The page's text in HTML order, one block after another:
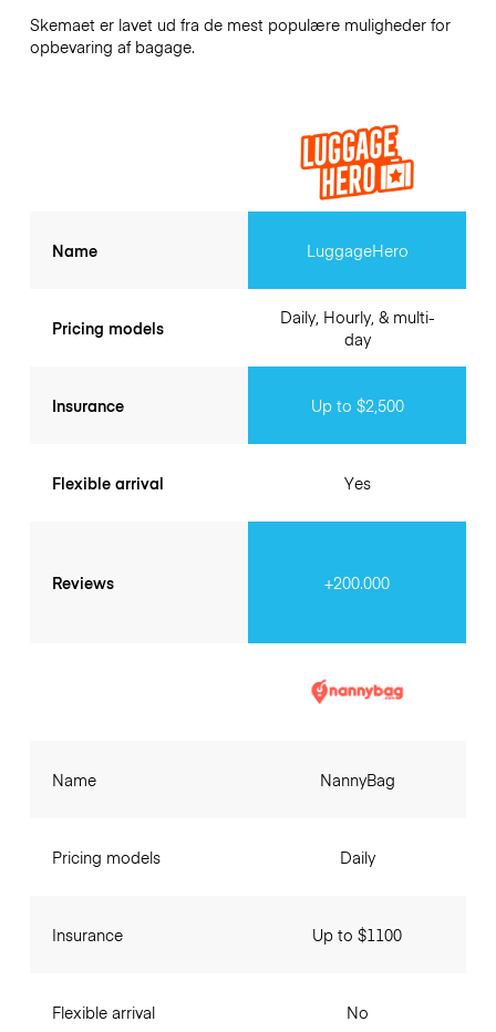
Skemaet er lavet ud fra de mest populære muligheder for
opbevaring af bagage.
Name
Pricing models
Insurance
Flexible arrival
Reviews
LuggageHero
Daily, Hourly, & multi-
day
Up to $2,500
Yes
+200.000
Name
Pricing models
Insurance
Flexible arrival
NannyBag
Daily
Up to $1100
No